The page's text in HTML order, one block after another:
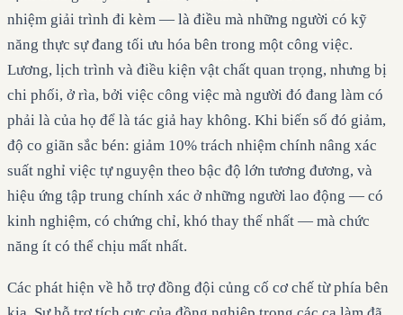
nhiệm giải trình đi kèm — là điều mà những người có kỹ
năng thực sự đang tối ưu hóa bên trong một công việc.
Lương, lịch trình và điều kiện vật chất quan trọng, nhưng bị
chi phối, ở rìa, bởi việc công việc mà người đó đang làm có
phải là của họ để là tác giả hay không. Khi biến số đó giảm,
độ co giãn sắc bén: giảm 10% trách nhiệm chính nâng xác
suất nghỉ việc tự nguyện theo bậc độ lớn tương đương, và
hiệu ứng tập trung chính xác ở những người lao động — có
kinh nghiệm, có chứng chỉ, khó thay thế nhất — mà chức
năng ít có thể chịu mất nhất.
Các phát hiện về hỗ trợ đồng đội củng cố cơ chế từ phía bên